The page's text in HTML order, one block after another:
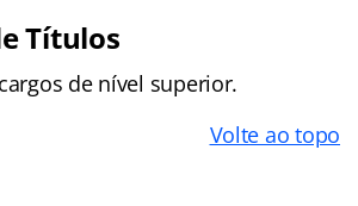
Títulos
de nível superior.
Volte ao topo